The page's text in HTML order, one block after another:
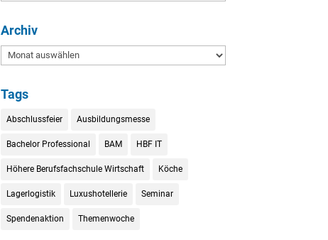
Archiv
Archiv
Tags
Abschlussfeier Ausbildungsmesse
Bachelor Professional BAM HBF IT
Höhere Berufsfachschule Wirtschaft Köche
Lagerlogistik Luxushotellerie Seminar
Spendenaktion Themenwoche